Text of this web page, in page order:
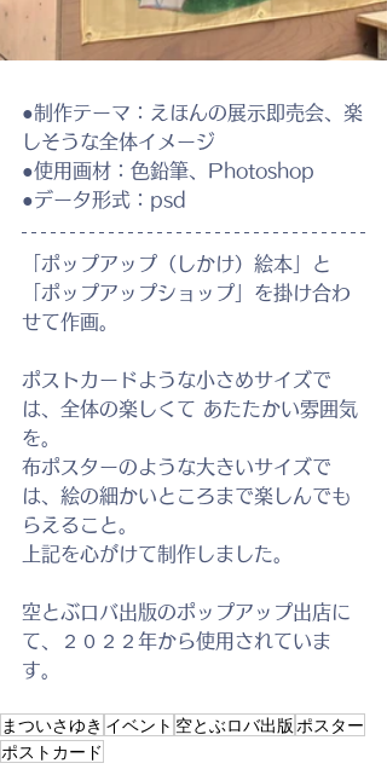
●制作テーマ：えほんの展示即売会、楽
しそうな全体イメージ
●使用画材：色鉛筆、Photoshop
●データ形式：psd
「ポップアップ（しかけ）絵本」と
「ポップアップショップ」を掛け合わ
せて作画。
ポストカードような小さめサイズで
は、全体の楽しくて あたたかい雰囲気
を。
布ポスターのような大きいサイズで
は、絵の細かいところまで楽しんでも
らえること。
上記を心がけて制作しました。
空とぶロバ出版のポップアップ出店に
て、２０２２年から使用されていま
す。
まついさゆき イベント 空とぶロバ出版 ポスター
ポストカード